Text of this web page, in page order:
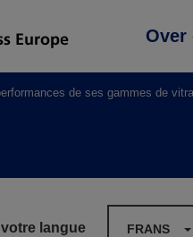
Over
de ses gammes de
langue FRANS